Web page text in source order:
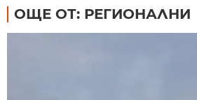
ОЩЕ ОТ: РЕГИОНАЛНИ